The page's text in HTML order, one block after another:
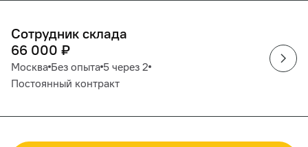
Сотрудник склада
66 000 ₽
Москва Без опыта 5 через 2
Постоянный контракт